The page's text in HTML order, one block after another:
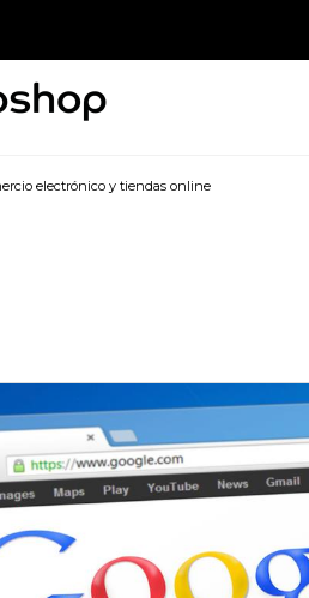
electrónico y tiendas online